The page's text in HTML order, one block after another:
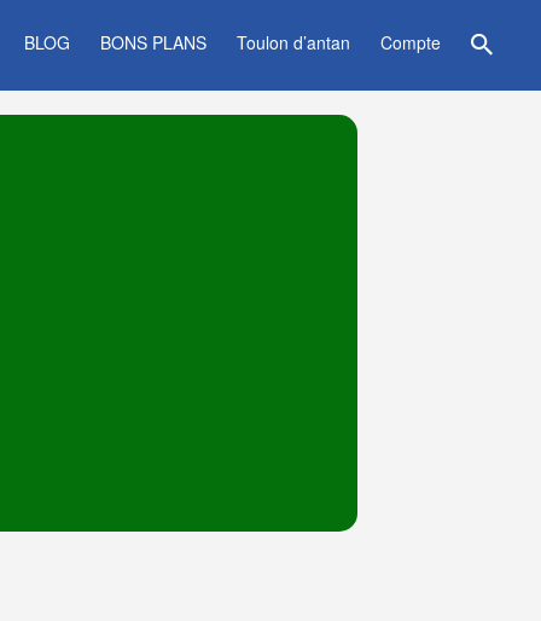
BLOG BONS PLANS Toulon d’antan Compte